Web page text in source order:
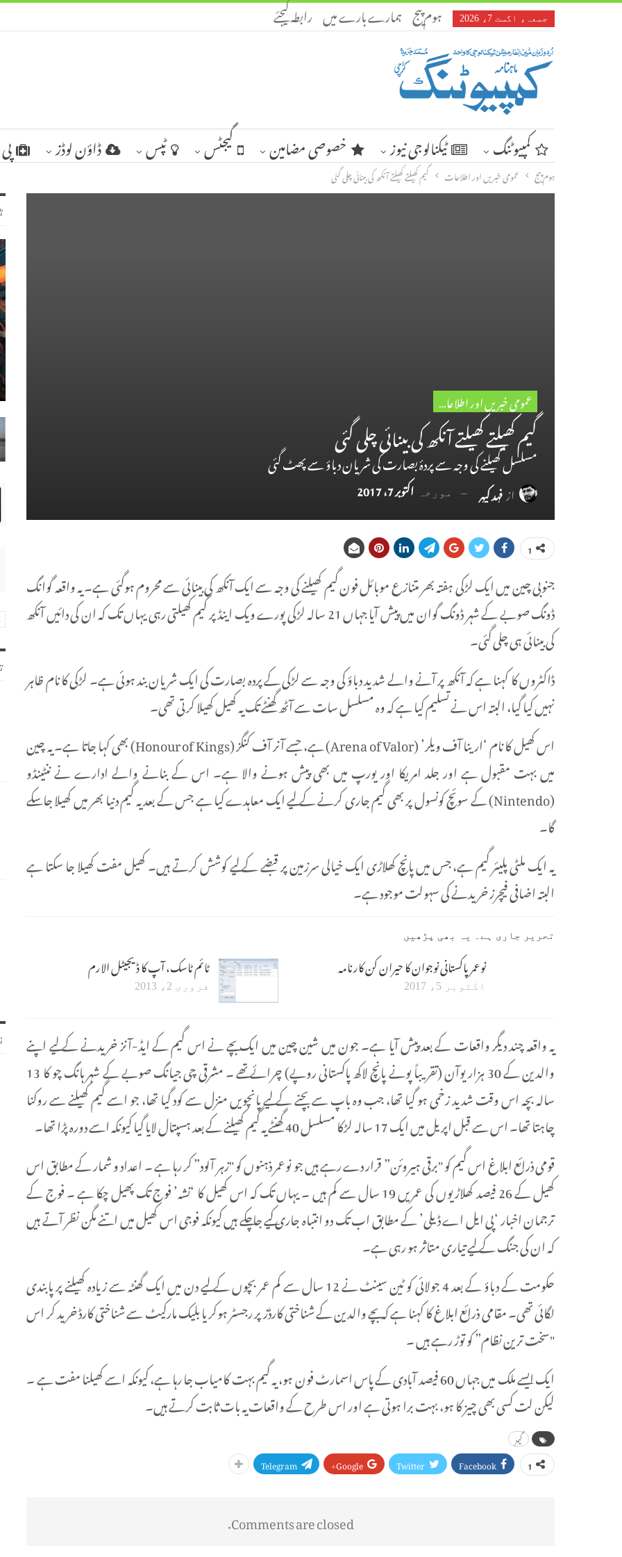
جمعہ، اگست 7، 2026 ہوم پیج ہمارے بارے میں رابطہ کیجئے
کمپیوٹنگ ٹیکنالوجی نیوز خصوصی مضامین گیجٹس ٹپس ڈاؤن لوڈز
ہوم پیج عمومی خبریں اور اطلاعات گیم کھیلتے کھیلتے آنکھ کی بینائی چلی گئی
عمومی خبریں اور اطلاعات
گیم کھیلتے کھیلتے آنکھ کی بینائی چلی گئی
مسلسل کھیلنے کی وجہ سے پردۂ بصارت کی شریان دباؤ سے پھٹ گئی
ازفہد کیہر مورخہ اکتوبر 7، 2017
1
جنوبی چین میں ایک لڑکی ہفتہ بھر متنازع موبائل فون گیم کھیلنے کی وجہ سے ایک آنکھ کی بینائی سے محروم ہوگئی ہے۔ یہ واقعہ گوانگ
ڈونگ صوبے کے شہر ڈونگ گوان میں پیش آیا جہاں 21 سالہ لڑکی پورے ویک اینڈ پر گیم کھیلتی رہی یہاں تک کہ ان کی دائیں آنکھ
کی بینائی ہی چلی گئی۔
ڈاکٹروں کا کہنا ہے کہ آنکھ پر آنے والے شدید دباؤ کی وجہ سے لڑکی کے پردہ بصارت کی ایک شریان بند ہوئی ہے۔ لڑکی کا نام ظاہر
نہیں کیا گیا، البتہ اس نے تسلیم کیا ہے کہ وہ مسلسل سات سے آٹھ گھنٹے تک یہ کھیل کھیلا کرتی تھی۔
اس کھیل کا نام ‘ارینا آف ویلر’ (Arena of Valor) ہے، جسے آنر آف کنگز (Honour of Kings) بھی کہا جاتا ہے۔ یہ چین
میں بہت مقبول ہے اور جلد امریکا اور یورپ میں بھی پیش ہونے والا ہے۔ اس کے بنانے والے ادارے نے ننٹینڈو
(Nintendo) کے سوئچ کونسول پر بھی گیم جاری کرنے کے لیے ایک معاہدے کیا ہے جس کے بعد یہ گیم دنیا بھر میں کھیلا جا سکے
گا۔
یہ ایک ملٹی پلیئر گیم ہے، جس میں پانچ کھلاڑی ایک خیالی سرزمین پر قبضے کے لیے کوشش کرتے ہیں۔ کھیل مفت کھیلا جا سکتا ہے
البتہ اضافی فیچرز خریدنے کی سہولت موجود ہے۔
تحریر جاری ہے۔ یہ بھی پڑھیں
نوعمر پاکستانی نوجوان کا حیران کن کارنامہ
اکتوبر 5، 2017
ٹائم ٹاسک، آپ کا ڈیجیٹل الارم
فروری 2، 2013
یہ واقعہ چند دیگر واقعات کے بعد پیش آيا ہے۔ جون میں شین چین میں ایک بچے نے اس گیم کے ایڈ-آنز خریدنے کے لیے اپنے
والدین کے 30 ہزار یوآن (تقریباً پونے پانچ لاکھ پاکستانی روپے) چرائے تھے ۔ مشرقی چی جیانگ صوبے کے شہر ہانگ چو کا 13
سالہ بچہ اس وقت شدید زخمی ہو گیا تھا، جب وہ باپ سے بچنے کے لیے پانچویں منزل سے کود گیا تھا، جو اسے گیم کھیلنے سے روکنا
چاہتا تھا۔ اس سے قبل اپریل میں ایک 17 سالہ لڑکا مسلسل 40 گھنٹے یہ گیم کھیلنے کے بعد ہسپتال لایا گیا کیونکہ اسے دورہ پڑا تھا۔
قومی ذرائع ابلاغ اس گیم کو "برقی ہیروئن” قرار دے رہے ہیں جو نوعمر ذہنوں کو "زہر آلود” کر رہا ہے ۔ اعداد و شمار کے مطابق اس
کھیل کے 26 فیصد کھلاڑیوں کی عمریں 19 سال سے کم ہیں ۔ یہاں تک کہ اس کھیل کا ‘نشہ’ فوج تک پھیل چکا ہے ۔ فوج کے
ترجمان اخبار ‘پی ایل اے ڈیلی’ کے مطابق اب تک دو انتباہ جاری کیے جاچکے ہیں کیونکہ فوجی اس کھیل میں اتنے مگن نظر آتے ہیں
کہ ان کی جنگ کے لیے تیاری متاثر ہو رہی ہے۔
حکومت کے دباؤ کے بعد 4 جولائی کو ٹین سینٹ نے 12 سال سے کم عمر بچوں کے لیے دن میں ایک گھنٹہ سے زیادہ کھیلنے پر پابندی
لگائی تھی۔ مقامی ذرائع ابلاغ کا کہنا ہے کہ بچے والدین کے شناختی کارڈز پر رجسٹر ہوکر یا بلیک مارکیٹ سے شناختی کارڈ خرید کر اس
"سخت ترین نظام” کو توڑ رہے ہیں ۔
ایک ایسے ملک میں جہاں 60 فیصد آبادی کے پاس اسمارٹ فون ہو، یہ گیم بہت کامیاب جا رہا ہے، کیونکہ اسے کھیلنا مفت ہے ۔
لیکن لت کسی بھی چیز کا ہو، بہت برا ہوتی ہے اور اس طرح کے واقعات یہ بات ثابت کرتے ہیں۔
گیمز
1
Facebook
Twitter
Google+
Telegram
Comments are closed.